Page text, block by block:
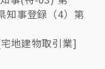
事登録（4）第
地建物取引業]